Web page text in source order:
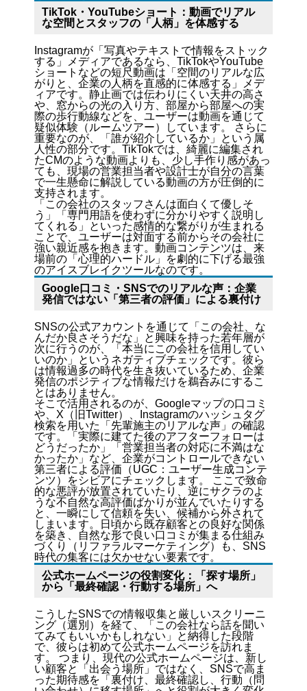
TikTok・YouTubeショート：動画でリアル
な空間とスタッフの「人柄」を体感する
Instagramが「写真やテキストで情報をストック
する」メディアであるなら、TikTokやYouTube
ショートなどの短尺動画は「空間のリアルな広
がりと、企業の人柄を直感的に体感する」メデ
ィアです。静止画では伝わりにくい天井の高さ
や、窓からの光の入り方、部屋から部屋への実
際の歩行動線などを、ユーザーは動画を通じて
疑似体験（ルームツアー）しています。 さらに
重要なのが、「誰が紹介しているか」という属
人性の部分です。TikTokでは、綺麗に編集され
たCMのような動画よりも、少し手作り感があっ
ても、現場の営業担当者や設計士が自分の言葉
で一生懸命に解説している動画の方が圧倒的に
支持されます。
「この会社のスタッフさんは面白くて優しそ
う」「専門用語を使わずに分かりやすく説明し
てくれる」といった感情的な繋がりが生まれる
ことで、ユーザーは対面する前からその会社に
強い親近感を抱きます。動画コンテンツは、来
場前の「心理的ハードル」を劇的に下げる最強
のアイスブレイクツールなのです。
Google口コミ・SNSでのリアルな声：企業
発信ではない「第三者の評価」による裏付け
SNSの公式アカウントを通じて「この会社、な
んだか良さそうだな」と興味を持った若年層が
次に行うのが、「本当にこの会社を信用してい
いのか」というネガティブチェックです。彼ら
は情報過多の時代を生き抜いているため、企業
発信のポジティブな情報だけを鵜呑みにするこ
とはありません。
そこで活用されるのが、Googleマップの口コミ
や、X（旧Twitter）、Instagramのハッシュタグ
検索を用いた「先輩施主のリアルな声」の確認
です。「実際に建てた後のアフターフォローは
どうだったか」「営業担当者の対応に不満はな
かったか」など、企業がコントロールできない
第三者による評価（UGC：ユーザー生成コンテ
ンツ）をシビアにチェックします。 ここで致命
的な悪評が放置されていたり、逆にサクラのよ
うな不自然な高評価ばかりが並んでいたりする
と、一瞬にして信頼を失い、候補から外されて
しまいます。日頃から既存顧客との良好な関係
を築き、自然な形で良い口コミが集まる仕組み
づくり（リファラルマーケティング）も、SNS
時代の集客には欠かせない要素です。
公式ホームページの役割変化：「探す場所」
から「最終確認・行動する場所」へ
こうしたSNSでの情報収集と厳しいスクリーニ
ング（選別）を経て、「この会社なら話を聞い
てみてもいいかもしれない」と納得した段階
で、彼らは初めて公式ホームページを訪れま
す。 つまり、現代の公式ホームページは、新し
い顧客と「出会う場所」ではなく、SNSで高ま
った期待感を「裏付け、最終確認し、行動（問